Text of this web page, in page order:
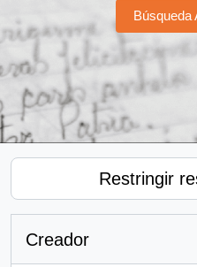
Búsqueda
Restringir
Creador